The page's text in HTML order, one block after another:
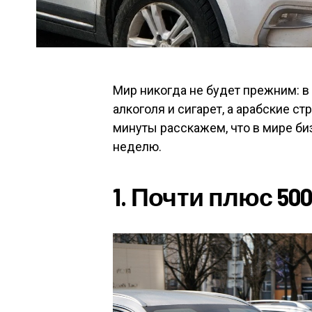
Мир никогда не будет прежним:
алкоголя и сигарет, а арабские
минуты расскажем, что в мире
неделю.
1. Почти плюс